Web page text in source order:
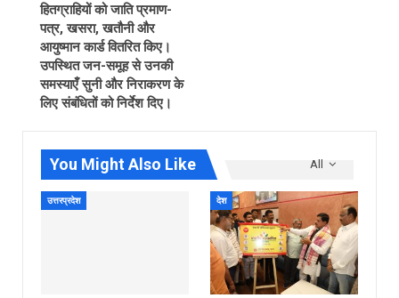
हितग्राहियों को जाति प्रमाण-
पत्र, खसरा, खतौनी और
आयुष्मान कार्ड वितरित किए।
उपस्थित जन-समूह से उनकी
समस्याएँ सुनी और निराकरण के
लिए संबंधितों को निर्देश दिए।
All
You Might Also Like
उत्तरप्रदेश देश